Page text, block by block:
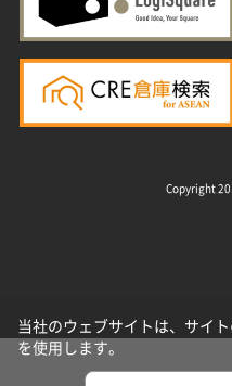
Copyright
当社のウェブサイトは、サイ
を使用します。